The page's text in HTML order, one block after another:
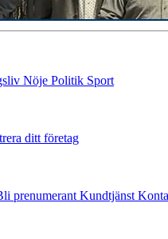
Nöje Politik Sport
ditt företag
prenumerant Kundtjänst